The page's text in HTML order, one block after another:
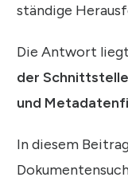
ständige
Die Antwort
der
und
In diesem